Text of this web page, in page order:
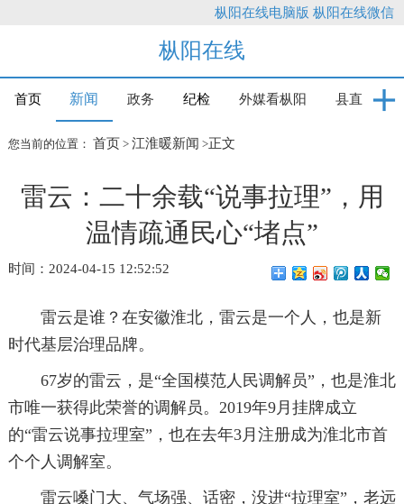
枞阳在线电脑版 枞阳在线微信
枞阳在线
首页 新闻 政务 纪检 外媒看枞阳 县直
您当前的位置： 首页 > 江淮暖新闻 >正文
雷云：二十余载“说事拉理”，用
温情疏通民心“堵点”
时间：2024-04-15 12:52:52
雷云是谁？在安徽淮北，雷云是一个人，也是新
时代基层治理品牌。
67岁的雷云，是“全国模范人民调解员”，也是淮北
市唯一获得此荣誉的调解员。2019年9月挂牌成立
的“雷云说事拉理室”，也在去年3月注册成为淮北市首
个个人调解室。
雷云嗓门大、气场强、话密，没进“拉理室”，老远